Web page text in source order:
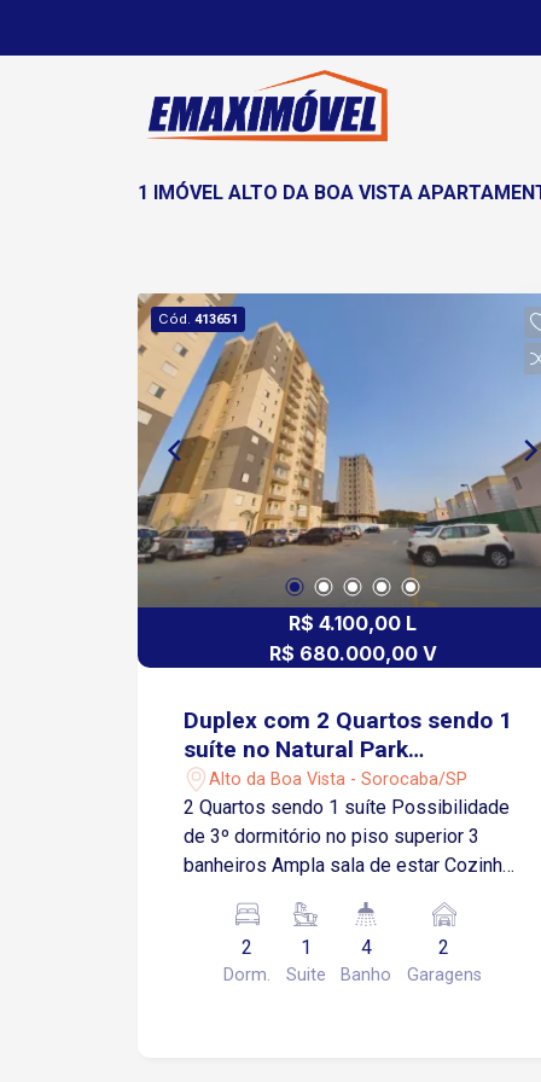
1 IMÓVEL ALTO DA BOA VISTA
Cód. 413651
R$ 4.100,00 L
R$ 680.000,00 V
Duplex com 2 Quartos sendo 1
suíte no Natural Park
Residencial
Alto da Boa Vista - Sorocaba/SP
2 Quartos sendo 1 suíte Possibilidade
de 3º dormitório no piso superior 3
banheiros Ampla sala de estar Cozinha
churrasqueira e coifa 2 Vagas de
garagem Preparação para ar
condicionado Pisos instalados nas
2
Dorm.
1
Suite
4
Banho
2
Garagens